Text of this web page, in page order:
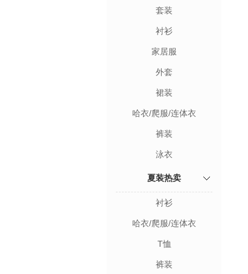
套装
衬衫
家居服
外套
裙装
哈衣/爬服/连体衣
裤装
泳衣
夏装热卖
衬衫
哈衣/爬服/连体衣
T恤
裤装